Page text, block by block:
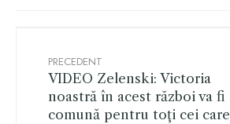
PRECEDENT
VIDEO Zelenski: Victoria
noastră în acest război va fi
comună pentru toţi cei care